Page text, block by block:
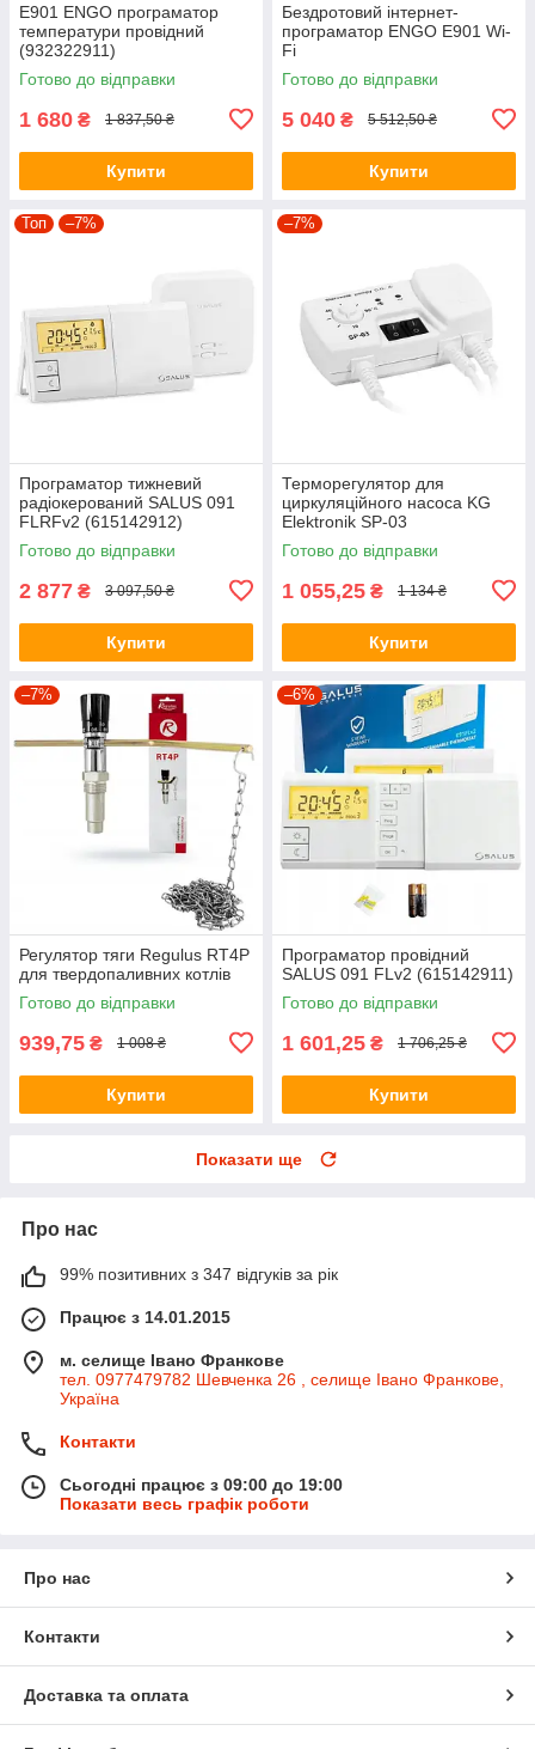
E901 ENGO програматор
температури провідний
(932322911)
Готово до відправки
1 680 ₴ 1 837,50 ₴
Купити
Бездротовий інтернет-
програматор ENGO E901 Wi-
Fi
Готово до відправки
5 040 ₴ 5 512,50 ₴
Купити
Топ –7%
Програматор тижневий
радіокерований SALUS 091
FLRFv2 (615142912)
Готово до відправки
2 877 ₴ 3 097,50 ₴
Купити
–7%
Терморегулятор для
циркуляційного насоса KG
Elektronik SP-03
Готово до відправки
1 055,25 ₴ 1 134 ₴
Купити
–7%
Регулятор тяги Regulus RT4P
для твердопаливних котлів
Готово до відправки
939,75 ₴ 1 008 ₴
Купити
–6%
Програматор провідний
SALUS 091 FLv2 (615142911)
Готово до відправки
1 601,25 ₴ 1 706,25 ₴
Купити
Показати ще
Про нас
99% позитивних з 347 відгуків за рік
Працює з 14.01.2015
м. селище Івано Франкове
тел. 0977479782 Шевченка 26 , селище Івано Франкове,
Україна
Контакти
Сьогодні працює з 09:00 до 19:00
Показати весь графік роботи
Про нас
Контакти
Доставка та оплата